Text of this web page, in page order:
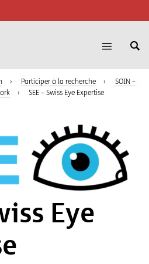
la
› Participer à la recherche ›
SOIN –
› SEE – Swiss Eye Expertise
Eye